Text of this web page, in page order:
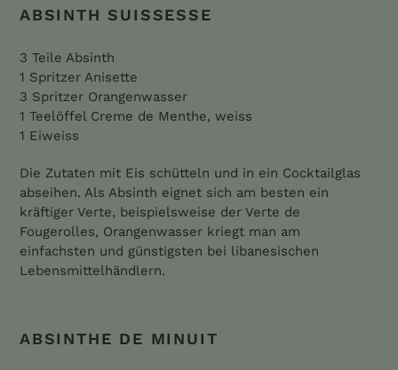
ABSINTH SUISSESSE
3 Teile Absinth
1 Spritzer Anisette
3 Spritzer Orangenwasser
1 Teelöffel Creme de Menthe, weiss
1 Eiweiss
Die Zutaten mit Eis schütteln und in ein Cocktailglas
abseihen. Als Absinth eignet sich am besten ein
kräftiger Verte, beispielsweise der Verte de
Fougerolles, Orangenwasser kriegt man am
einfachsten und günstigsten bei libanesischen
Lebensmittelhändlern.
ABSINTHE DE MINUIT